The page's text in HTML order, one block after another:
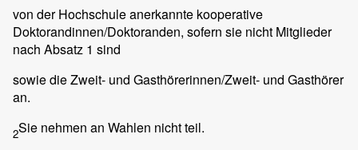
von der Hochschule anerkannte kooperative
Doktorandinnen/Doktoranden, sofern sie nicht Mitglieder
nach Absatz 1 sind
sowie die Zweit- und Gasthörerinnen/Zweit- und Gasthörer
an.
2Sie nehmen an Wahlen nicht teil.